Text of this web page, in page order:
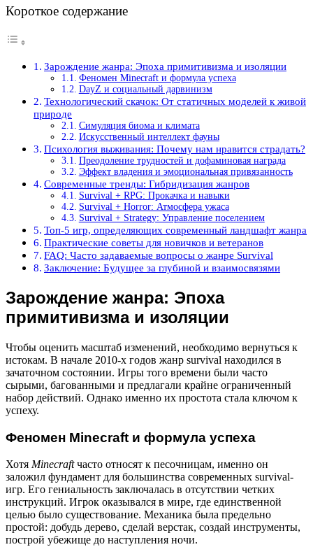
Короткое содержание
Зарождение жанра: Эпоха примитивизма и изоляции
Феномен Minecraft и формула успеха
DayZ и социальный дарвинизм
Технологический скачок: От статичных моделей к живой
природе
Симуляция биома и климата
Искусственный интеллект фауны
Психология выживания: Почему нам нравится страдать?
Преодоление трудностей и дофаминовая награда
Эффект владения и эмоциональная привязанность
Современные тренды: Гибридизация жанров
Survival + RPG: Прокачка и навыки
Survival + Horror: Атмосфера ужаса
Survival + Strategy: Управление поселением
Топ-5 игр, определяющих современный ландшафт жанра
Практические советы для новичков и ветеранов
FAQ: Часто задаваемые вопросы о жанре Survival
Заключение: Будущее за глубиной и взаимосвязями
Зарождение жанра: Эпоха
примитивизма и изоляции
Чтобы оценить масштаб изменений, необходимо вернуться к
истокам. В начале 2010-х годов жанр survival находился в
зачаточном состоянии. Игры того времени были часто
сырыми, багованными и предлагали крайне ограниченный
набор действий. Однако именно их простота стала ключом к
успеху.
Феномен Minecraft и формула успеха
Хотя Minecraftчасто относят к песочницам, именно он
заложил фундамент для большинства современных survival-
игр. Его гениальность заключалась в отсутствии четких
инструкций. Игрок оказывался в мире, где единственной
целью было существование. Механика была предельно
простой: добудь дерево, сделай верстак, создай инструменты,
построй убежище до наступления ночи.